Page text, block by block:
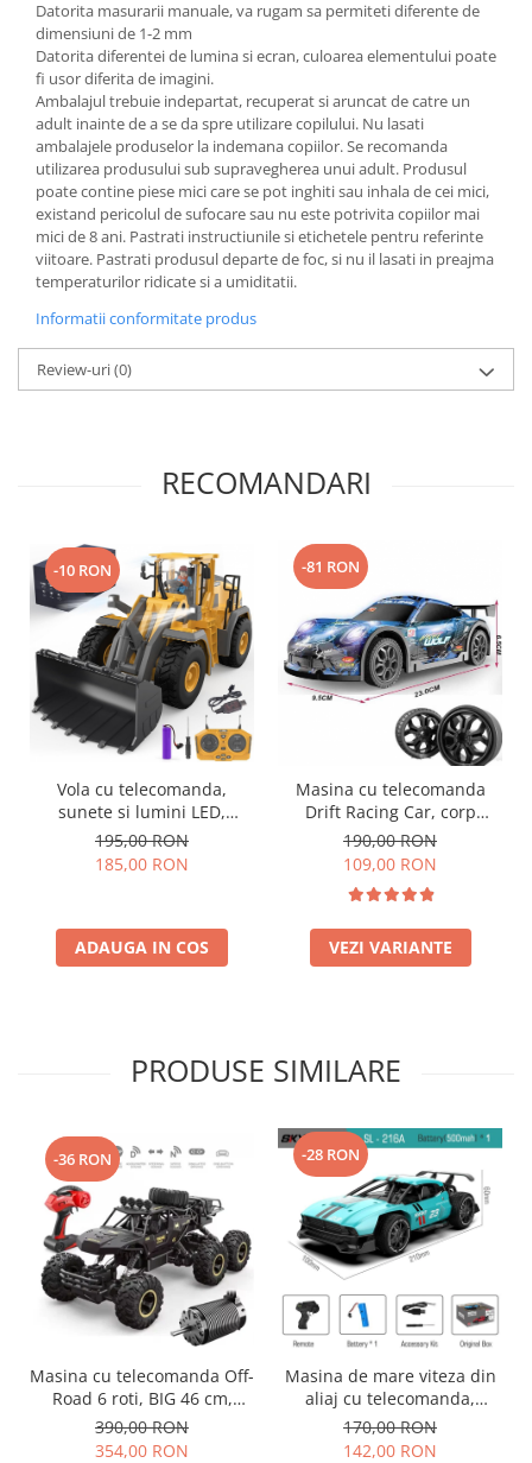
Datorita masurarii manuale, va rugam sa permiteti diferente de
dimensiuni de 1-2 mm
Datorita diferentei de lumina si ecran, culoarea elementului poate
fi usor diferita de imagini.
Ambalajul trebuie indepartat, recuperat si aruncat de catre un
adult inainte de a se da spre utilizare copilului. Nu lasati
ambalajele produselor la indemana copiilor. Se recomanda
utilizarea produsului sub supravegherea unui adult. Produsul
poate contine piese mici care se pot inghiti sau inhala de cei mici,
existand pericolul de sufocare sau nu este potrivita copiilor mai
mici de 8 ani. Pastrati instructiunile si etichetele pentru referinte
viitoare. Pastrati produsul departe de foc, si nu il lasati in preajma
temperaturilor ridicate si a umiditatii.
Informatii conformitate produs
Review-uri(0)
RECOMANDARI
-10 RON
Vola cu telecomanda,
sunete si lumini LED,
multiple functii si detalii
bine definite, incarcare
USB, acumulator inclus.
195,00 RON
185,00 RON
ADAUGA IN COS
-81 RON
Masina cu telecomanda
Drift Racing Car, corp
luminos, roti rezerva,
incarcare USB, acumulator
inclus 3.7V
190,00 RON
109,00 RON
VEZI VARIANTE
PRODUSE SIMILARE
-36 RON
Masina cu telecomanda Off-
Road 6 roti, BIG 46 cm,
incarcare USB, acumulator,
46x22x20cm
390,00 RON
354,00 RON
-28 RON
Masina de mare viteza din
aliaj cu telecomanda,
incarcare USB, acumulator
inclus, 20x9.5x6 cm
170,00 RON
142,00 RON